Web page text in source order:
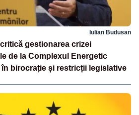
Iulian Budusan
gestionarea crizei
de la Complexul Energetic
birocrație și restricții legislative